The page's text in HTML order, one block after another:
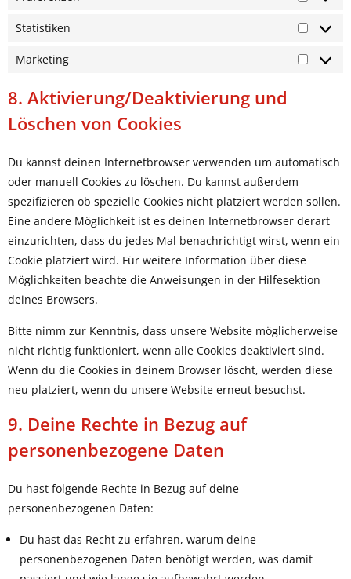
Statistiken
Marketing
8. Aktivierung/Deaktivierung und
Löschen von Cookies
Du kannst deinen Internetbrowser verwenden um automatisch
oder manuell Cookies zu löschen. Du kannst außerdem
spezifizieren ob spezielle Cookies nicht platziert werden sollen.
Eine andere Möglichkeit ist es deinen Internetbrowser derart
einzurichten, dass du jedes Mal benachrichtigt wirst, wenn ein
Cookie platziert wird. Für weitere Information über diese
Möglichkeiten beachte die Anweisungen in der Hilfesektion
deines Browsers.
Bitte nimm zur Kenntnis, dass unsere Website möglicherweise
nicht richtig funktioniert, wenn alle Cookies deaktiviert sind.
Wenn du die Cookies in deinem Browser löscht, werden diese
neu platziert, wenn du unsere Website erneut besuchst.
9. Deine Rechte in Bezug auf
personenbezogene Daten
Du hast folgende Rechte in Bezug auf deine
personenbezogenen Daten:
Du hast das Recht zu erfahren, warum deine
personenbezogenen Daten benötigt werden, was damit